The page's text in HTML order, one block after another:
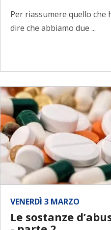
Per riassumere quello
dire che abbiamo due ...
VENERDÌ 3 MARZO
Le sostanze